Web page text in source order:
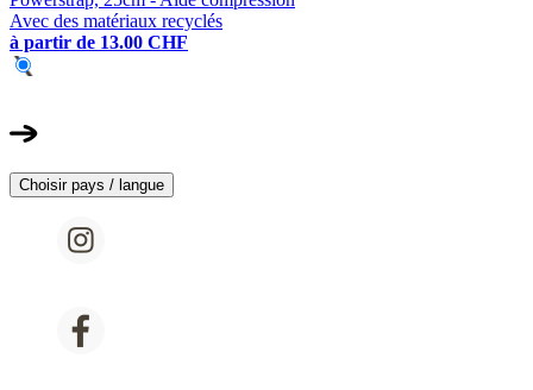
Avec des matériaux recyclés
à partir de 13.00 CHF
Choisir pays / langue